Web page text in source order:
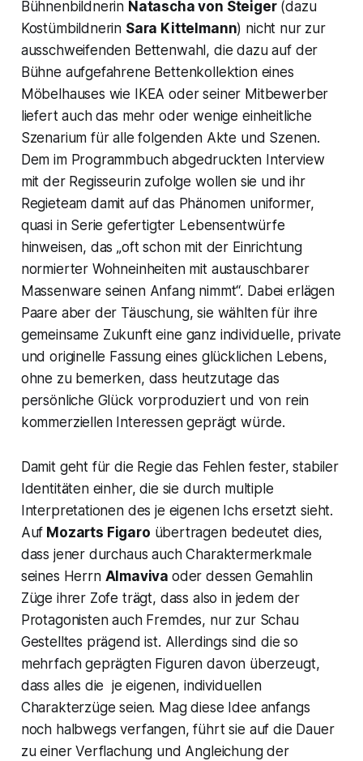
Bühnenbildnerin Natascha von Steiger(dazu
Kostümbildnerin Sara Kittelmann) nicht nur zur
ausschweifenden Bettenwahl, die dazu auf der
Bühne aufgefahrene Bettenkollektion eines
Möbelhauses wie IKEA oder seiner Mitbewerber
liefert auch das mehr oder wenige einheitliche
Szenarium für alle folgenden Akte und Szenen.
Dem im Programmbuch abgedruckten Interview
mit der Regisseurin zufolge wollen sie und ihr
Regieteam damit auf das Phänomen uniformer,
quasi in Serie gefertigter Lebensentwürfe
hinweisen, das„oft schon mit der Einrichtung
normierter Wohneinheiten mit austauschbarer
Massenware seinen Anfang nimmt“. Dabei erlägen
Paare aber der Täuschung, sie wählten für ihre
gemeinsame Zukunft eine ganz individuelle, private
und originelle Fassung eines glücklichen Lebens,
ohne zu bemerken, dass heutzutage das
persönliche Glück vorproduziert und von rein
kommerziellen Interessen geprägt würde.
Damit geht für die Regie das Fehlen fester, stabiler
Identitäten einher, die sie durch multiple
Interpretationen des je eigenen Ichs ersetzt sieht.
Auf Mozarts Figaro übertragen bedeutet dies,
dass jener durchaus auch Charaktermerkmale
seines Herrn Almaviva oder dessen Gemahlin
Züge ihrer Zofe trägt, dass also in jedem der
Protagonisten auch Fremdes, nur zur Schau
Gestelltes prägend ist. Allerdings sind die so
mehrfach geprägten Figuren davon überzeugt,
dass alles die je eigenen, individuellen
Charakterzüge seien. Mag diese Idee anfangs
noch halbwegs verfangen, führt sie auf die Dauer
zu einer Verflachung und Angleichung der